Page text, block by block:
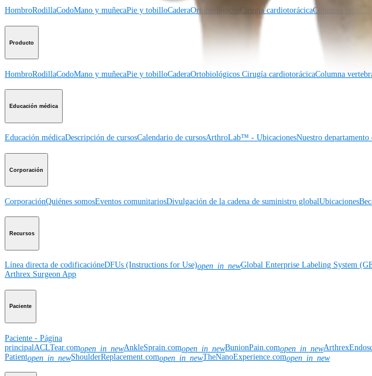
HombroRodillaCodoMano y muñecaPie y tobilloCaderaOrtobiológicosCirugía cardiotorácicaColumna vertebral
Producto
HombroRodillaCodoMano y muñecaPie y tobilloCaderaOrtobiológicos Cirugía cardiotorácicaColumna
Educación médica
Educación médicaDescripción de cursosCalendario de cursosArthroLab™ - UbicacionesNuestro departamento
Corporación
CorporaciónQuiénes somosEventos comunitariosDivulgación de la cadena de suministro globalUbicaciones
Recursos
Línea directa de codificacióneDFUs (Instructions for Use)open_in_newGlobal Enterprise Labeling System
Arthrex Surgeon App
Paciente
Paciente - Página
principalACLTear.comopen_in_newAnkleSprain.comopen_in_newBunionPain.comopen_in_new
Patientopen_in_newShoulderReplacement.comopen_in_newTheNanoExperience.comopen_in_new